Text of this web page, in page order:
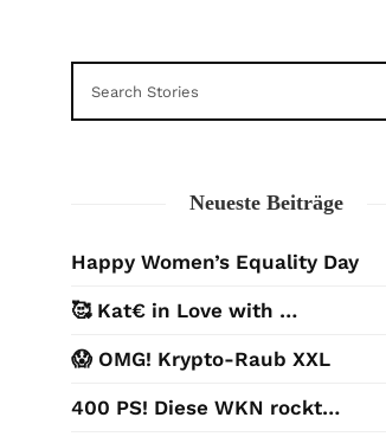
Neueste Beiträge
Happy Women’s Equality Day
🥰 Kat€ in Love with …
😱 OMG! Krypto-Raub XXL
400 PS! Diese WKN rockt…